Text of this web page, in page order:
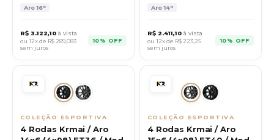
Aro16"
R$ 3.122,10 à vista
ou 12x de R$ 289,083
sem juros
10% OFF
Aro14"
R$ 2.411,10 à vista
ou 12x de R$ 223,25
sem juros
10% OFF
COLEÇÃO ESPORTIVA
4 Rodas Krmai / Aro
COLEÇÃO ESPORTIVA
4 Rodas Krmai / Aro